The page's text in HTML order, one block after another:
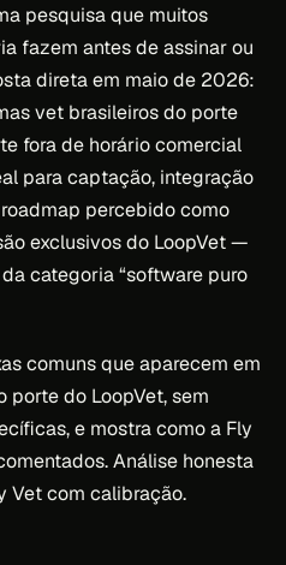
pesquisa que muitos
fazem antes de assinar ou
direta em maio de 2026:
vet brasileiros do porte
fora de horário comercial
para captação, integração
percebido como
exclusivos do LoopVet —
categoria “software puro
comuns que aparecem em
porte do LoopVet, sem
e mostra como a Fly
Análise honesta
Vet com calibração.